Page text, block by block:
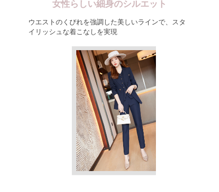
女性らしい細身のシルエット
ウエストのくびれを強調した美しいラインで、スタ
イリッシュな着こなしを実現